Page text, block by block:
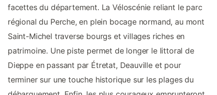
facettes du département. La Véloscénie reliant le parc
régional du Perche, en plein bocage normand, au mont
Saint-Michel traverse bourgs et villages riches en
patrimoine. Une piste permet de longer le littoral de
Dieppe en passant par Étretat, Deauville et pour
terminer sur une touche historique sur les plages du